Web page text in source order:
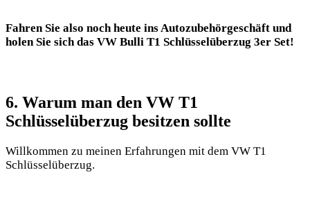
Fahren Sie also noch‍ heute ins‌ Autozubehörgeschäft und
holen Sie sich das VW ⁣Bulli T1 Schlüsselüberzug ⁣3er ‍Set!
6.⁤ Warum man den VW T1
Schlüsselüberzug ‍besitzen​ sollte
Willkommen‌ zu meinen ​Erfahrungen mit dem VW T1
Schlüsselüberzug.